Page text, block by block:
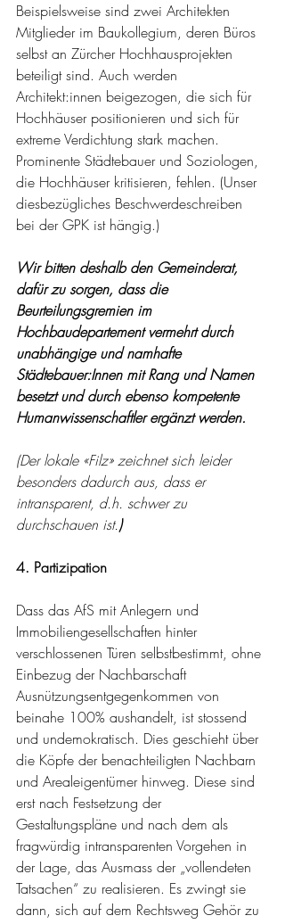
Beispielsweise sind zwei Architekten
Mitglieder im Baukollegium, deren Büros
selbst an Zürcher Hochhausprojekten
beteiligt sind. Auch werden
Architekt:innen beigezogen, die sich für
Hochhäuser positionieren und sich für
extreme Verdichtung stark machen.
Prominente Städtebauer und Soziologen,
die Hochhäuser kritisieren, fehlen. (Unser
diesbezügliches Beschwerdeschreiben
bei der GPK ist hängig.)
Wir bitten deshalb den Gemeinderat,
dafür zu sorgen, dass die
Beurteilungsgremien im
Hochbaudepartement vermehrt durch
unabhängige und namhafte
Städtebauer:Innen mit Rang und Namen
besetzt und durch ebenso kompetente
Humanwissenschaftler ergänzt werden.
(Der lokale «Filz» zeichnet sich leider
besonders dadurch aus, dass er
intransparent, d.h. schwer zu
durchschauen ist.)
4. Partizipation
Dass das AfS mit Anlegern und
Immobiliengesellschaften hinter
verschlossenen Türen selbstbestimmt, ohne
Einbezug der Nachbarschaft
Ausnützungsentgegenkommen von
beinahe 100% aushandelt, ist stossend
und undemokratisch. Dies geschieht über
die Köpfe der benachteiligten Nachbarn
und Arealeigentümer hinweg. Diese sind
erst nach Festsetzung der
Gestaltungspläne und nach dem als
fragwürdig intransparenten Vorgehen in
der Lage, das Ausmass der „vollendeten
Tatsachen“ zu realisieren. Es zwingt sie
dann, sich auf dem Rechtsweg Gehör zu